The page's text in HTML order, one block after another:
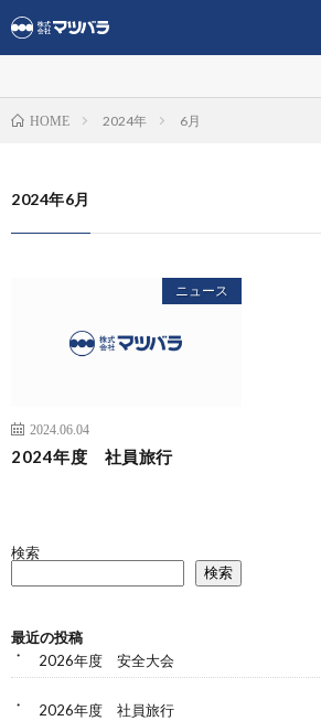
HOME 2024年 6月
2024年6月
ニュース
2024.06.04
2024年度 社員旅行
検索
検索
最近の投稿
2026年度 安全大会
2026年度 社員旅行